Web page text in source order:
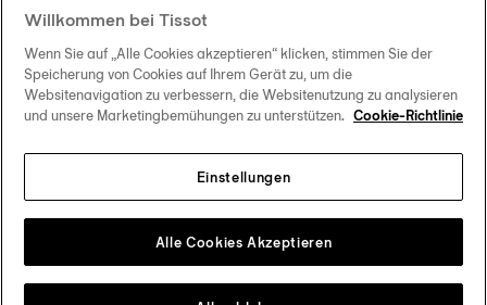
Ihre Vorteile
Österreich Zu einem anderen Land wechseln
Tissot Copyrights 2026
Willkommen bei Tissot
Wenn Sie auf „Alle Cookies akzeptieren“ klicken, stimmen Sie der
Speicherung von Cookies auf Ihrem Gerät zu, um die
Websitenavigation zu verbessern, die Websitenutzung zu analysieren
und unsere Marketingbemühungen zu unterstützen. Cookie-Richtlinie
Einstellungen
Alle Cookies Akzeptieren